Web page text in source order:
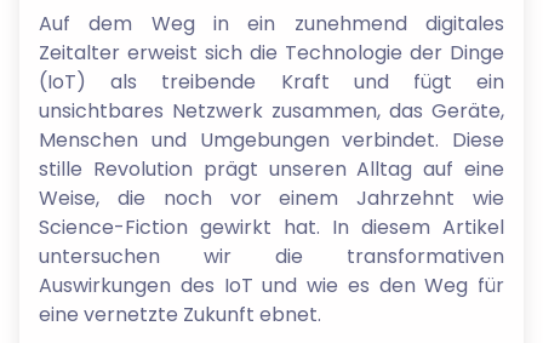
Auf dem Weg in ein zunehmend digitales
Zeitalter erweist sich die Technologie der Dinge
(IoT) als treibende Kraft und fügt ein
unsichtbares Netzwerk zusammen, das Geräte,
Menschen und Umgebungen verbindet. Diese
stille Revolution prägt unseren Alltag auf eine
Weise, die noch vor einem Jahrzehnt wie
Science-Fiction gewirkt hat. In diesem Artikel
untersuchen wir die transformativen
Auswirkungen des IoT und wie es den Weg für
eine vernetzte Zukunft ebnet.